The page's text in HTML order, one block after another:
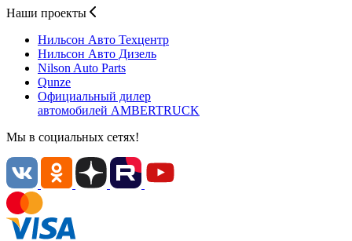
Наши проекты
Нильсон Авто Техцентр
Нильсон Авто Дизель
Nilson Auto Parts
Qunze
Официальный дилер
автомобилей AMBERTRUCK
Мы в социальных сетях!